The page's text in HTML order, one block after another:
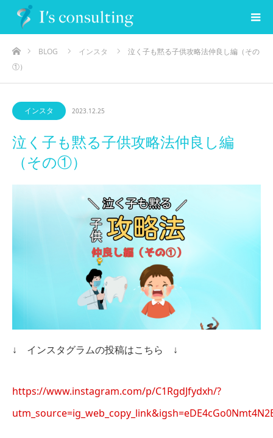
ホームBLOG インスタ
泣く子も黙る子供攻略法仲良し編（その
①）
インスタ 2023.12.25
泣く子も黙る子供攻略法仲良し編
（その①）
↓ インスタグラムの投稿はこちら ↓
https://www.instagram.com/p/C1RgdJfydxh/?